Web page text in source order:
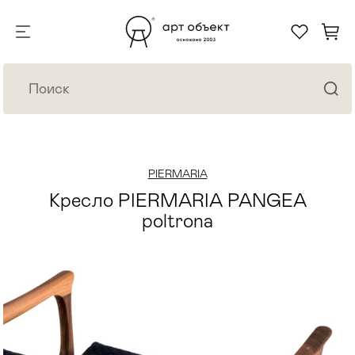
PIERMARIA
Кресло PIERMARIA PANGEA
poltrona